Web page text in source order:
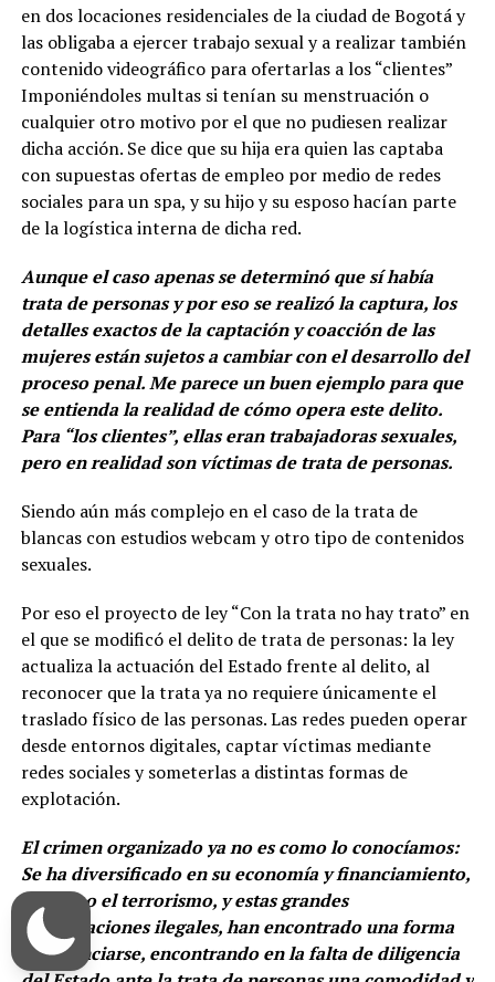
en dos locaciones residenciales de la ciudad de Bogotá y
las obligaba a ejercer trabajo sexual y a realizar también
contenido videográfico para ofertarlas a los “clientes”
Imponiéndoles multas si tenían su menstruación o
cualquier otro motivo por el que no pudiesen realizar
dicha acción. Se dice que su hija era quien las captaba
con supuestas ofertas de empleo por medio de redes
sociales para un spa, y su hijo y su esposo hacían parte
de la logística interna de dicha red.
Aunque el caso apenas se determinó que sí había
trata de personas y por eso se realizó la captura, los
detalles exactos de la captación y coacción de las
mujeres están sujetos a cambiar con el desarrollo del
proceso penal. Me parece un buen ejemplo para que
se entienda la realidad de cómo opera este delito.
Para “los clientes”, ellas eran trabajadoras sexuales,
pero en realidad son víctimas de trata de personas.
Siendo aún más complejo en el caso de la trata de
blancas con estudios webcam y otro tipo de contenidos
sexuales.
Por eso el proyecto de ley “Con la trata no hay trato” en
el que se modificó el delito de trata de personas: la ley
actualiza la actuación del Estado frente al delito, al
reconocer que la trata ya no requiere únicamente el
traslado físico de las personas. Las redes pueden operar
desde entornos digitales, captar víctimas mediante
redes sociales y someterlas a distintas formas de
explotación.
El crimen organizado ya no es como lo conocíamos:
Se ha diversificado en su economía y financiamiento,
así como el terrorismo, y estas grandes
organizaciones ilegales, han encontrado una forma
de financiarse, encontrando en la falta de diligencia